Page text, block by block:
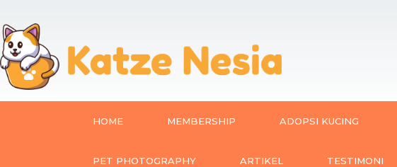
HOME MEMBERSHIP ADOPSI KUCING
PET PHOTOGRAPHY ARTIKEL TESTIMONI